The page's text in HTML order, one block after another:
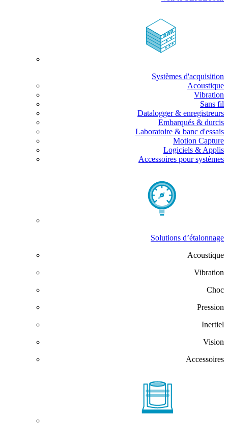
Systèmes d'acquisition
Acoustique
Vibration
Sans fil
Datalogger & enregistreurs
Embarqués & durcis
Laboratoire & banc d'essais
Motion Capture
Logiciels & Applis
Accessoires pour systèmes
Solutions d’étalonnage
Acoustique
Vibration
Choc
Pression
Inertiel
Vision
Accessoires